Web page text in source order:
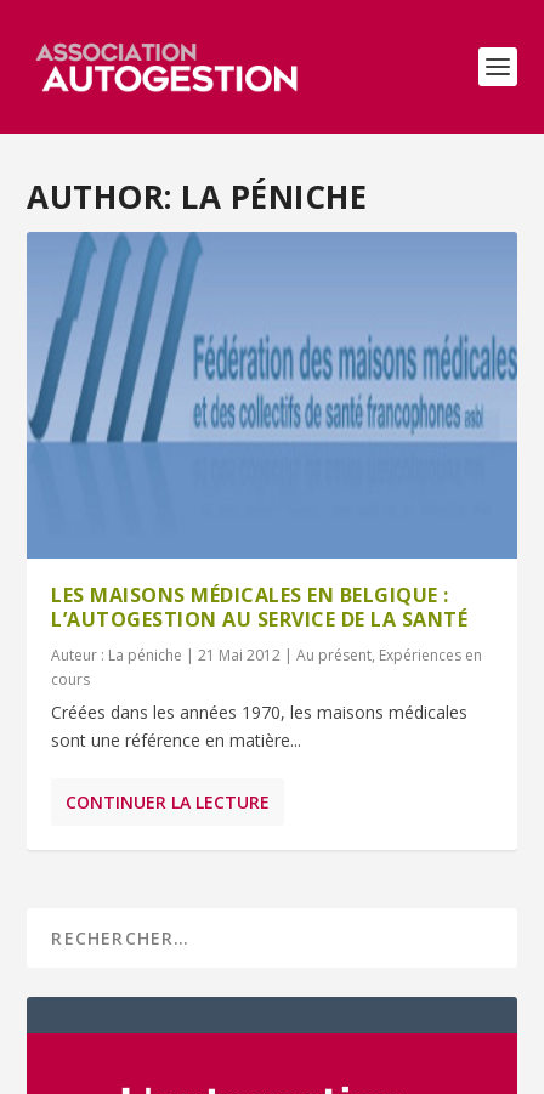
AUTHOR: LA PÉNICHE
LES MAISONS MÉDICALES EN BELGIQUE :
L’AUTOGESTION AU SERVICE DE LA SANTÉ
Auteur : La péniche |21 Mai 2012 |Au présent, Expériences en
cours
Créées dans les années 1970, les maisons médicales
sont une référence en matière...
CONTINUER LA LECTURE